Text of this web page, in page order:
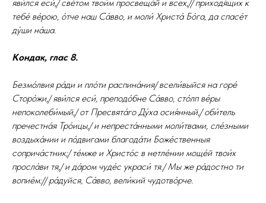
яви́лся еси́,/ све́том твои́м просвеща́й и всех,// приходя́щих к
тебе́ ве́рою, о́тче наш Са́вво, и моли́ Христа́ Бо́га, да спасе́т
ду́ши на́ша.
Кондак, глас 8.
Безмо́лвия ра́ди и пло́ти распина́ния/ всели́выйся на горе́
Сторо́жи,/ яви́лся еси́, преподо́бне Са́вво, сто́лп ве́ры
непоколеби́мый,/ от Пресвята́го Ду́ха осия́нный,/ оби́тель
пречестна́я Тро́ицы,/ и непреста́нными моли́твами, сле́зными
воздыха́нии и по́двигами благода́ти Боже́ственныя
соприча́стник;/ те́мже и Христо́с в нетле́нии моще́й твои́х
просла́ви тя,/ и да́ром чуде́с украси́ тя./ Мы же ра́достно ти
вопие́м:// ра́дуйся, Са́вво, вели́кий чудотво́рче.